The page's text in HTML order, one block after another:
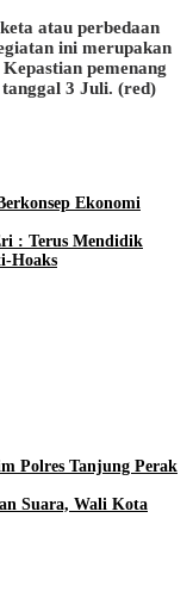
atau perbedaan
ini merupakan
pemenang
3 Juli. (red)
Ekonomi
: Terus Mendidik
Hoaks
Polres Tanjung Perak
Suara, Wali Kota